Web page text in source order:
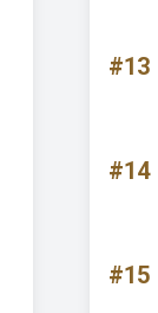
#13
#14
#15